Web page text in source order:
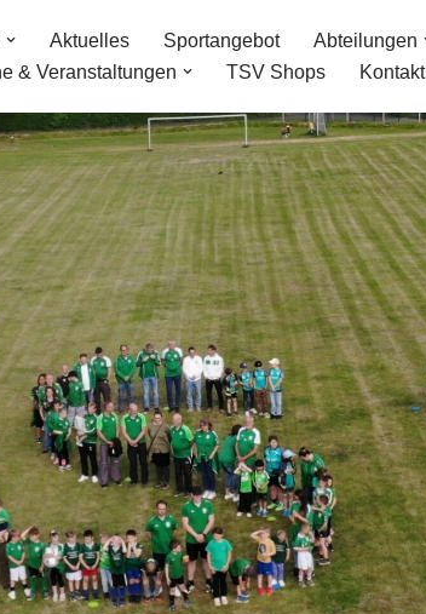
Aktuelles Sportangebot Abteilungen
& Veranstaltungen
TSV Shops Kontakt